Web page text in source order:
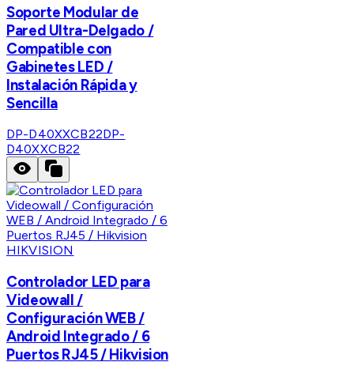
Soporte Modular de
Pared Ultra-Delgado /
Compatible con
Gabinetes LED /
Instalación Rápida y
Sencilla
DP-D40XXCB22DP-
D40XXCB22
HIKVISION
Controlador LED para
Videowall /
Configuración WEB /
Android Integrado / 6
Puertos RJ45 / Hikvision